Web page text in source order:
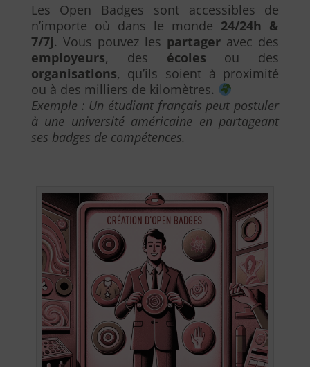
Les Open Badges sont accessibles de
n’importe où dans le monde 24/24h &
7/7j. Vous pouvez les partager avec des
employeurs, des écoles ou des
organisations, qu’ils soient à proximité
ou à des milliers de kilomètres.
Exemple : Un étudiant français peut postuler
à une université américaine en partageant
ses badges de compétences.